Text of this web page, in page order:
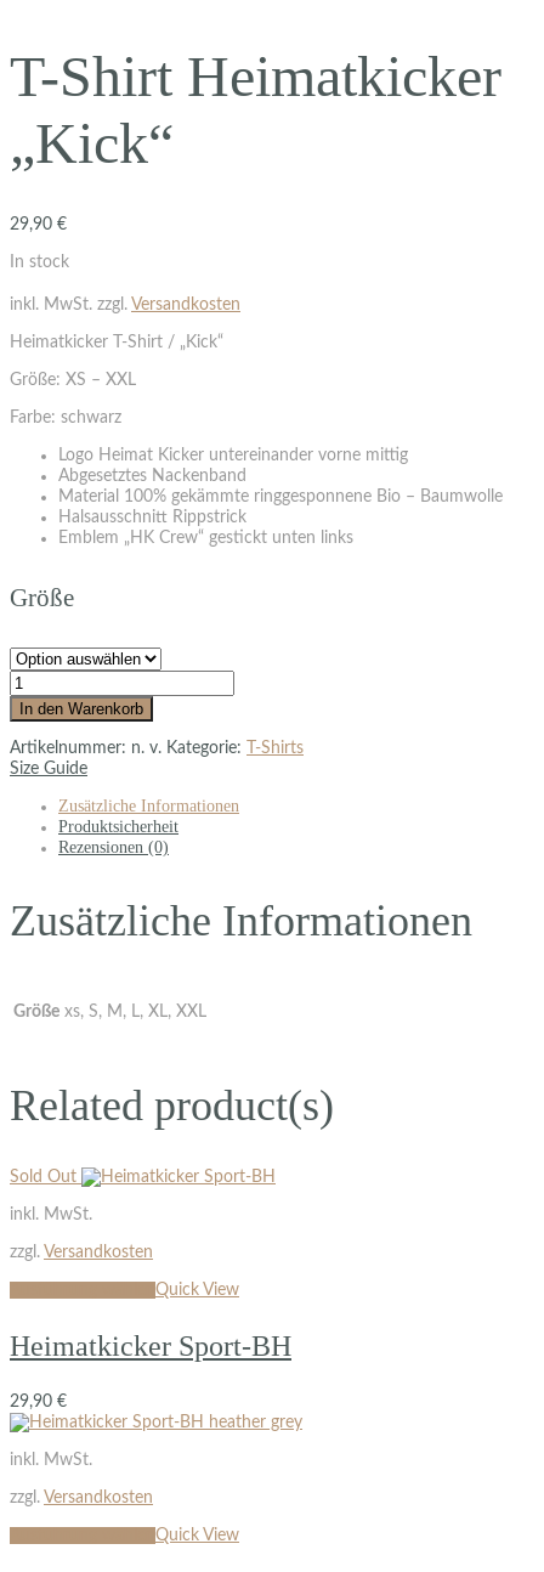
T-Shirt Heimatkicker
„Kick“
29,90 €
In stock
inkl. MwSt. zzgl. Versandkosten
Heimatkicker T-Shirt / „Kick“
Größe: XS – XXL
Farbe: schwarz
Logo Heimat Kicker untereinander vorne mittig
Abgesetztes Nackenband
Material 100% gekämmte ringgesponnene Bio – Baumwolle
Halsausschnitt Rippstrick
Emblem „HK Crew“ gestickt unten links
Größe
In den Warenkorb
Artikelnummer: n. v. Kategorie:
T-Shirts
Size Guide
Zusätzliche Informationen
Produktsicherheit
Rezensionen (0)
Zusätzliche Informationen
Größe xs, S, M, L, XL, XXL
Related product(s)
Sold Out
inkl. MwSt.
zzgl. Versandkosten
Quick View
Heimatkicker Sport-BH
29,90 €
inkl. MwSt.
zzgl. Versandkosten
Quick View